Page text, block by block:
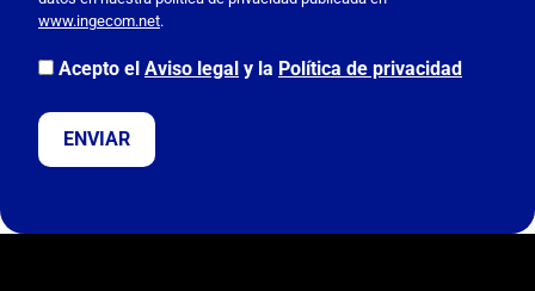
o
r
,
e
s
www.ingecom.net.
Acepto el Aviso legal y la Política de privacidad